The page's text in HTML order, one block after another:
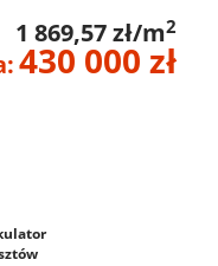
1 869,57 zł/m2
430 000 zł